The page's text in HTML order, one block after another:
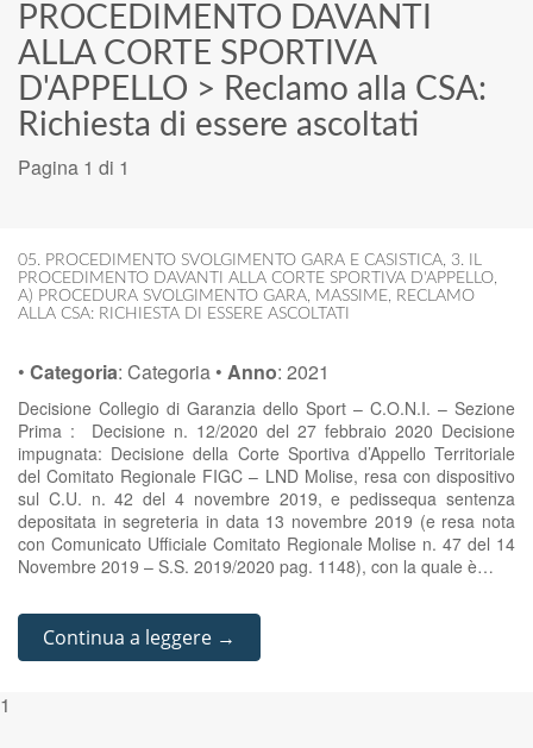
PROCEDIMENTO DAVANTI
ALLA CORTE SPORTIVA
D'APPELLO > Reclamo alla CSA:
Richiesta di essere ascoltati
Pagina 1 di 1
05. PROCEDIMENTO SVOLGIMENTO GARA E CASISTICA, 3. IL
PROCEDIMENTO DAVANTI ALLA CORTE SPORTIVA D'APPELLO,
A) PROCEDURA SVOLGIMENTO GARA, MASSIME, RECLAMO
ALLA CSA: RICHIESTA DI ESSERE ASCOLTATI
• Categoria: Categoria • Anno: 2021
Decisione Collegio di Garanzia dello Sport – C.O.N.I. – Sezione
Prima : Decisione n. 12/2020 del 27 febbraio 2020 Decisione
impugnata: Decisione della Corte Sportiva d’Appello Territoriale
del Comitato Regionale FIGC – LND Molise, resa con dispositivo
sul C.U. n. 42 del 4 novembre 2019, e pedissequa sentenza
depositata in segreteria in data 13 novembre 2019 (e resa nota
con Comunicato Ufficiale Comitato Regionale Molise n. 47 del 14
Novembre 2019 – S.S. 2019/2020 pag. 1148), con la quale è…
Continua a leggere →
1